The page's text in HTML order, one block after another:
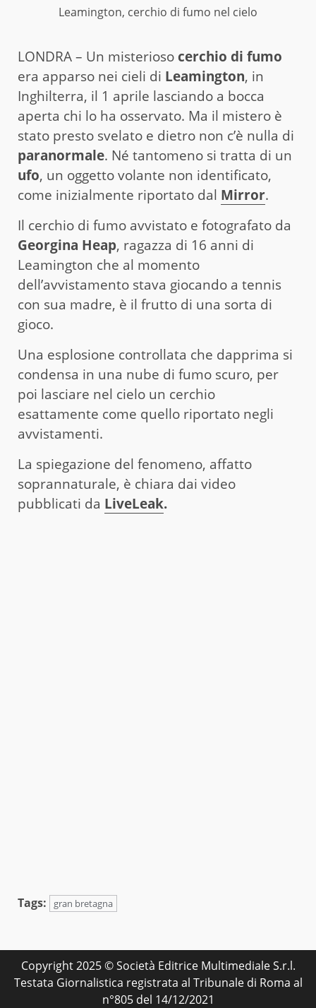
Leamington, cerchio di fumo nel cielo
LONDRA – Un misterioso cerchio di fumo
era apparso nei cieli di Leamington, in
Inghilterra, il 1 aprile lasciando a bocca
aperta chi lo ha osservato. Ma il mistero è
stato presto svelato e dietro non c’è nulla di
paranormale. Né tantomeno si tratta di un
ufo, un oggetto volante non identificato,
come inizialmente riportato dal Mirror.
Il cerchio di fumo avvistato e fotografato da
Georgina Heap, ragazza di 16 anni di
Leamington che al momento
dell’avvistamento stava giocando a tennis
con sua madre, è il frutto di una sorta di
gioco.
Una esplosione controllata che dapprima si
condensa in una nube di fumo scuro, per
poi lasciare nel cielo un cerchio
esattamente come quello riportato negli
avvistamenti.
La spiegazione del fenomeno, affatto
soprannaturale, è chiara dai video
pubblicati da LiveLeak.
Tags: gran bretagna
Copyright 2025 © Società Editrice Multimediale S.r.l.
Testata Giornalistica registrata al Tribunale di Roma al
n°805 del 14/12/2021